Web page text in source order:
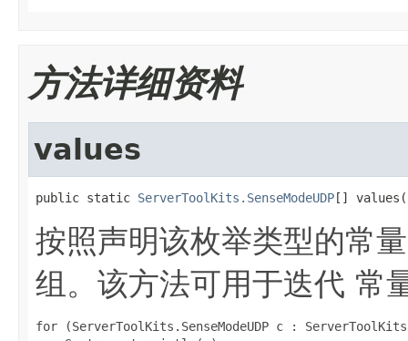
方法详细资料
values
public static ServerToolKits.SenseModeUDP[]
按照声明该枚举类型的常
组。该方法可用于迭代 常
for (ServerToolKits.SenseModeUDP c :